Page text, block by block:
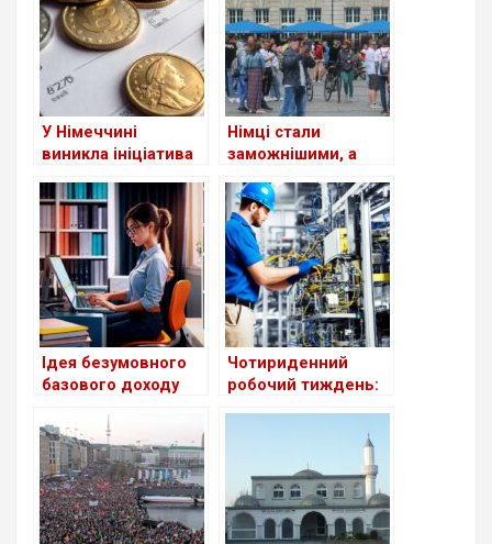
результати
опитування
У Німеччині
виникла ініціатива
на солідарність на
підтримку України.
Німці стали
заможнішими, а
економнішими у
2023 році
Ідея безумовного
базового доходу
Німеччині: шанс чи
утопія?
Чотириденний
робочий тиждень: